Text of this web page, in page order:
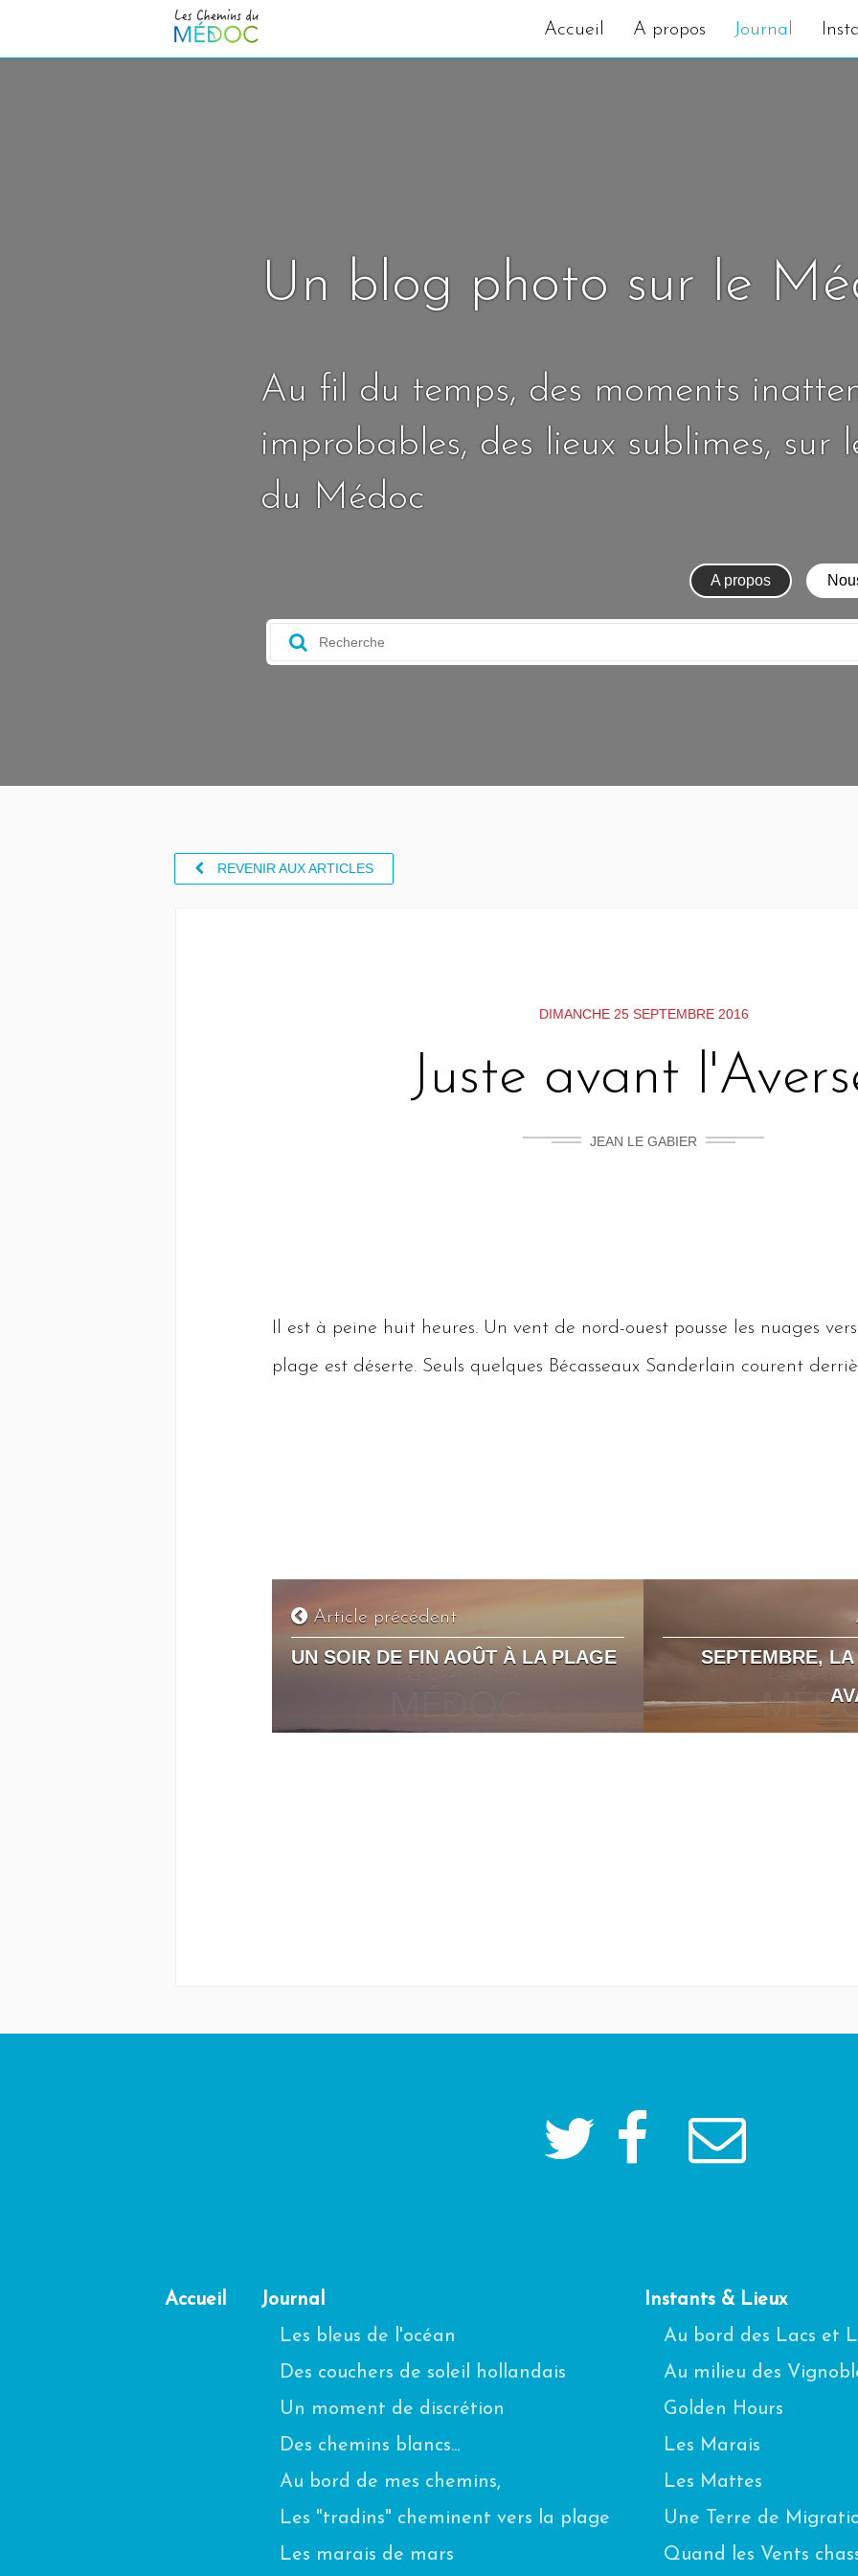
Accueil A propos Journal
Un blog photo sur le
Au fil du temps, des moments
improbables, des lieux sublimes, sur
du Médoc
A propos
REVENIR AUX ARTICLES
DIMANCHE 25 SEPTEMBRE 2016
Juste avant
JEAN LE GABIER
Il est à peine huit heures. Un vent de nord-ouest pousse les nuages
plage est déserte. Seuls quelques Bécasseaux Sanderlain courent
Article précédent
UN SOIR DE FIN AOÛT À LA PLAGE
SEPTEMBRE,
Accueil
Journal
Les bleus de l'océan
Des couchers de soleil hollandais
Un moment de discrétion
Des chemins blancs...
Au bord de mes chemins,
Les "tradins" cheminent vers la plage
Les marais de mars
Instants & Lieux
Au bord des Lacs et
Au milieu des
Golden Hours
Les Marais
Les Mattes
Une Terre de
Quand les Vents